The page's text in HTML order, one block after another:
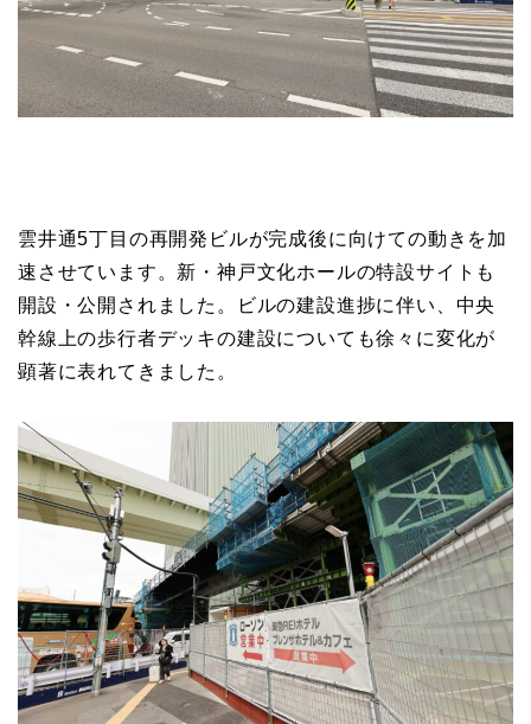
雲井通5丁目の再開発ビルが完成後に向けての動きを加
速させています。新・神戸文化ホールの特設サイトも
開設・公開されました。ビルの建設進捗に伴い、中央
幹線上の歩行者デッキの建設についても徐々に変化が
顕著に表れてきました。